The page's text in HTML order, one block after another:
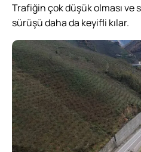
Trafiğin çok düşük olması ve
sürüşü daha da keyifli kılar.